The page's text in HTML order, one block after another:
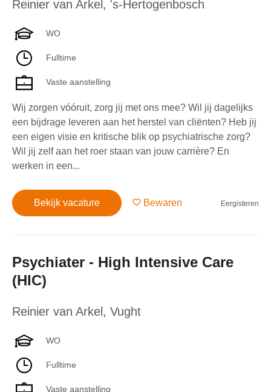
Reinier van Arkel , 's-Hertogenbosch
WO
Fulltime
Vaste aanstelling
Wij zorgen vóóruit, zorg jij met ons mee? Wil jij dagelijks
een bijdrage leveren aan het herstel van cliënten? Heb jij
een eigen visie en kritische blik op psychiatrische zorg?
Wil jij zelf aan het roer staan van jouw carrière? En
werken in een...
Bekijk vacature Bewaren Eergisteren
Psychiater - High Intensive Care
(HIC)
Reinier van Arkel , Vught
WO
Fulltime
Vaste aanstelling